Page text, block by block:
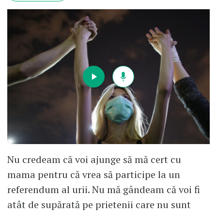
Nu credeam că voi ajunge să mă cert cu
mama pentru că vrea să participe la un
referendum al urii. Nu mă gândeam că voi fi
atât de supărată pe prietenii care nu sunt